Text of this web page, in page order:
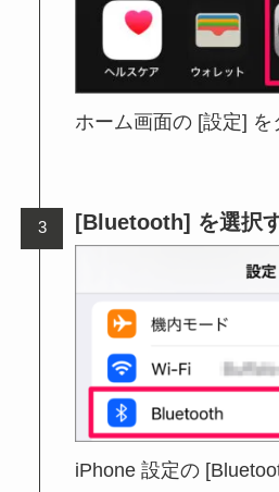
ホーム画面の [設定] を
[Bluetooth] を選択
iPhone 設定の